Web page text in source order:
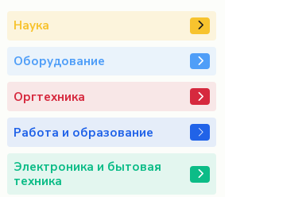
/ Мебель, интерьер, обиход / Недвижимость /
Наука
Оборудование
Оргтехника
Работа и образование
Электроника и бытовая
техника